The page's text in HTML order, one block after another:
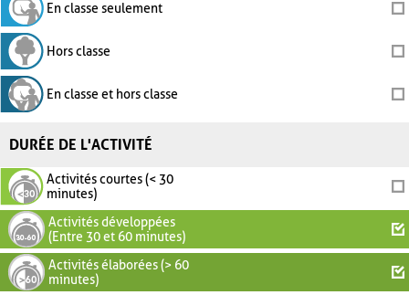
En classe seulement
Hors classe
En classe et hors classe
DURÉE DE L'ACTIVITÉ
Activités courtes (< 30
minutes)
Activités développées
(Entre 30 et 60 minutes)
Activités élaborées (> 60
minutes)